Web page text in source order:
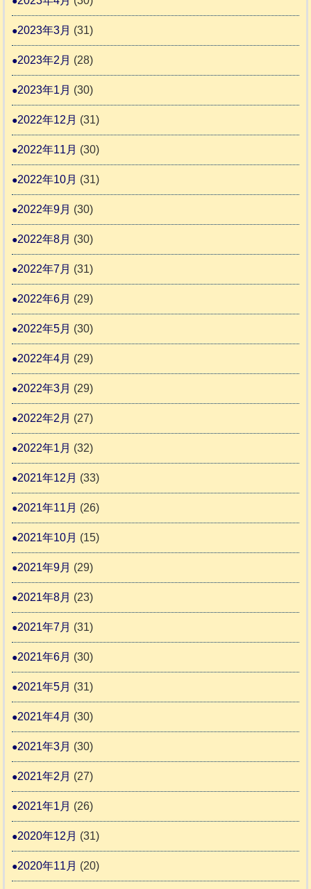
2023年3月 (31)
2023年2月 (28)
2023年1月 (30)
2022年12月 (31)
2022年11月 (30)
2022年10月 (31)
2022年9月 (30)
2022年8月 (30)
2022年7月 (31)
2022年6月 (29)
2022年5月 (30)
2022年4月 (29)
2022年3月 (29)
2022年2月 (27)
2022年1月 (32)
2021年12月 (33)
2021年11月 (26)
2021年10月 (15)
2021年9月 (29)
2021年8月 (23)
2021年7月 (31)
2021年6月 (30)
2021年5月 (31)
2021年4月 (30)
2021年3月 (30)
2021年2月 (27)
2021年1月 (26)
2020年12月 (31)
2020年11月 (20)